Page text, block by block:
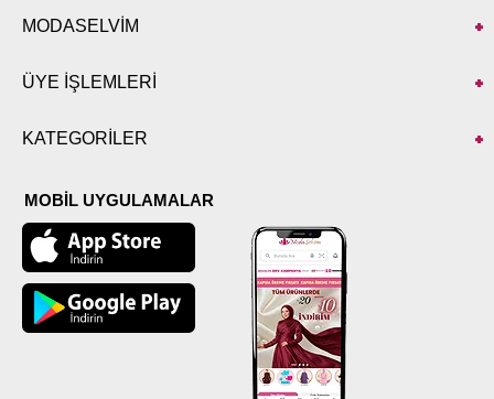
MODASELVİM
ÜYE İŞLEMLERİ
KATEGORİLER
MOBİL UYGULAMALAR